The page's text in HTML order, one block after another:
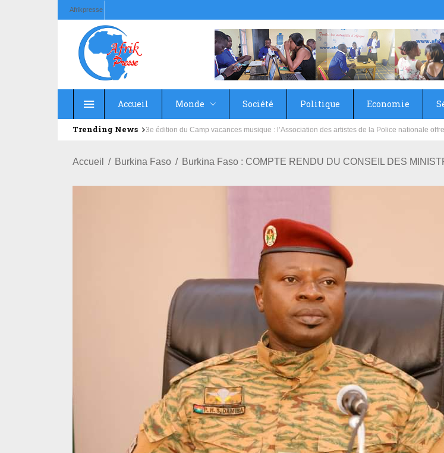
Afrikpresse
Accueil Monde Société Politique Economie
Trending News Education : la fédération de la Russie rénove les écoles primaire et collège du Camp
Accueil Burkina Faso Burkina Faso : COMPTE RENDU DU CONSEIL DES